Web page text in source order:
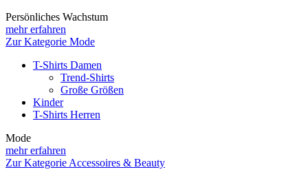
Persönliches Wachstum
mehr erfahren
Zur Kategorie Mode
T-Shirts Damen
Trend-Shirts
Große Größen
Kinder
T-Shirts Herren
Mode
mehr erfahren
Zur Kategorie Accessoires & Beauty